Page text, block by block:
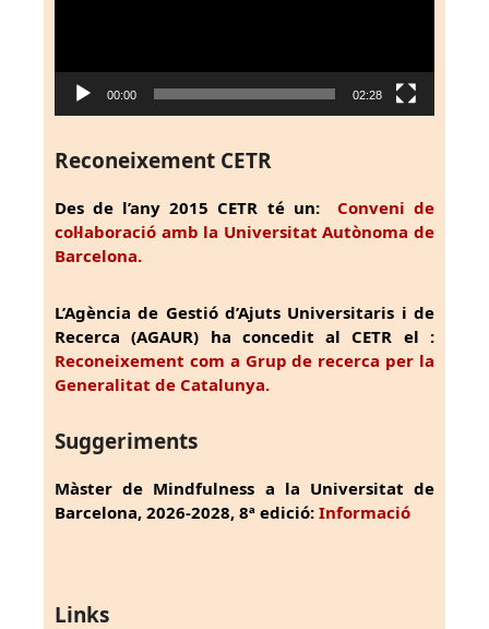
00:00 02:28
Reconeixement CETR
Des de l’any 2015 CETR té un: Conveni de
col·laboració amb la Universitat Autònoma de
Barcelona.
L’Agència de Gestió d’Ajuts Universitaris i de
Recerca (AGAUR) ha concedit al CETR el :
Reconeixement com a Grup de recerca per la
Generalitat de Catalunya.
Suggeriments
Màster de Mindfulness a la Universitat de
Barcelona, 2026-2028, 8ª edició: Informació
Links